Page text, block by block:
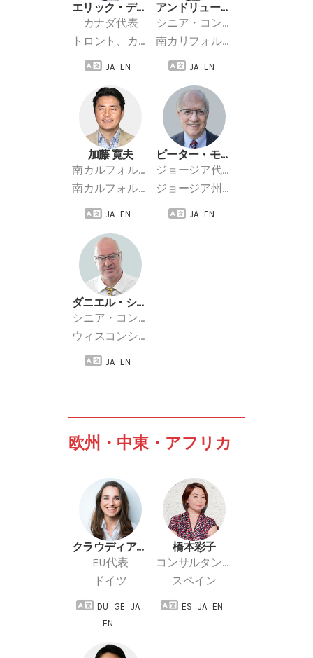
エリック・デ・グルート
カナダ代表
トロント、カナダ
JA EN
アンドリュー・ベンダー
シニア・コンサルタント
南カリフォルニア、アメリカ
JA EN
加藤 寛夫
南カルフォルニア代表
南カルフォルニア、アメリカ
JA EN
ピーター・モイナハン
ジョージア代表
ジョージア州、アメリカ
JA EN
ダニエル・シュミット
シニア・コンサルタント
ウィスコンシン州、アメリカ
JA EN
欧州・中東・アフリカ
クラウディア・ロンベルク
EU代表
ドイツ
DU GE
JA
EN
橋本彩子
コンサルタント
スペイン
ES JA EN